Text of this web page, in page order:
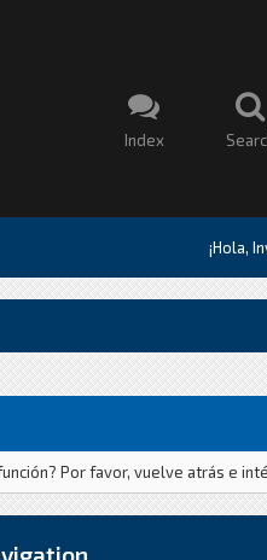
Index
¡Hola,
Por favor, vuelve atrás e